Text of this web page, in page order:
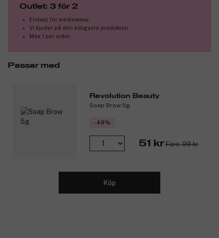
Mjukgör läpparna med hjälp av solrosolja.
Lättburen och behaglig sammansättning som inte klibbar
eller smetar ut sig.
Outlet: 3 för 2
Endast för medlemmar
Vi bjuder på den billigaste produkten.
Max 1 per order.
Passar med
Revolution Beauty
Soap Brow 5g
-48%
51 kr Före: 99 kr
Köp